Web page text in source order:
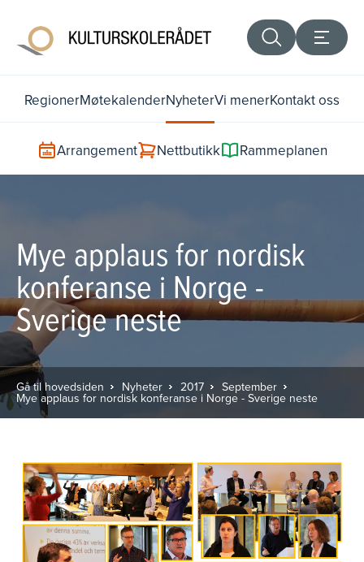
RegionerMøtekalenderNyheterVi menerKontakt oss
Arrangement Nettbutikk Rammeplanen
Mye applaus for nordisk
konferanse i Norge -
Sverige neste
Gå til hovedsiden Nyheter 2017 September
Mye applaus for nordisk konferanse i Norge - Sverige neste